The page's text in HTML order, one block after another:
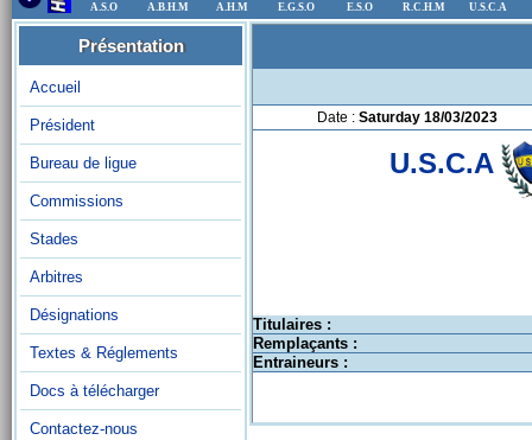
A.S.O A.B.H.M A.H.M E.G.S.O E.S.O R.C.H.M U.S.C.A
Présentation
Accueil
Président
Bureau de ligue
Commissions
Stades
Arbitres
Désignations
Textes & Réglements
Docs à télécharger
Contactez-nous
Date : Saturday 18/03/2023
U.S.C.A
Titulaires :
Remplaçants :
Entraineurs :